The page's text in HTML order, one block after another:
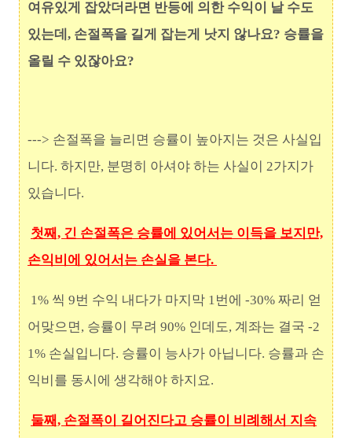
여유있게 잡았더라면 반등에 의한 수익이 날 수도
있는데, 손절폭을 길게 잡는게 낫지 않나요? 승률을
올릴 수 있잖아요?
---> 손절폭을 늘리면 승률이 높아지는 것은 사실입
니다. 하지만, 분명히 아셔야 하는 사실이 2가지가
있습니다.
첫째, 긴 손절폭은 승률에 있어서는 이득을 보지만,
손익비에 있어서는 손실을 본다.
1% 씩 9번 수익 내다가 마지막 1번에 -30% 짜리 얻
어맞으면, 승률이 무려 90% 인데도, 계좌는 결국 -2
1% 손실입니다. 승률이 능사가 아닙니다. 승률과 손
익비를 동시에 생각해야 하지요.
둘째, 손절폭이 길어진다고 승률이 비례해서 지속